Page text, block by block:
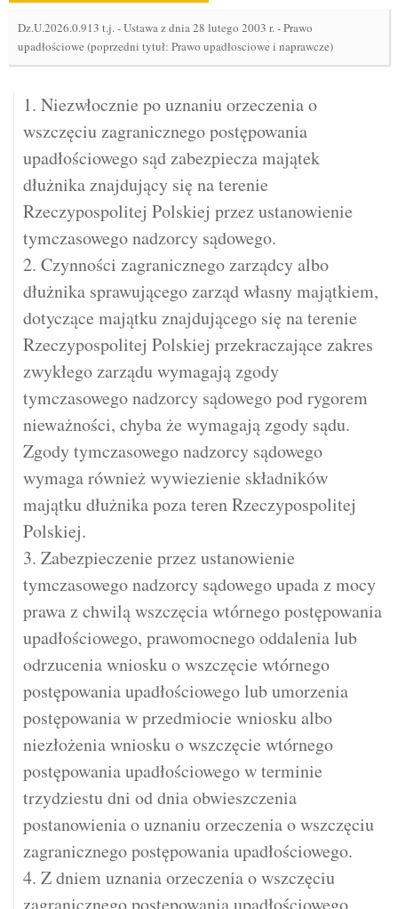
Dz.U.2026.0.913 t.j.-Ustawa z dnia 28 lutego 2003 r. - Prawo
upadłościowe (poprzedni tytuł: Prawo upadłosciowe i naprawcze)
1. Niezwłocznie po uznaniu orzeczenia o
wszczęciu zagranicznego postępowania
upadłościowego sąd zabezpiecza majątek
dłużnika znajdujący się na terenie
Rzeczypospolitej Polskiej przez ustanowienie
tymczasowego nadzorcy sądowego.
2. Czynności zagranicznego zarządcy albo
dłużnika sprawującego zarząd własny majątkiem,
dotyczące majątku znajdującego się na terenie
Rzeczypospolitej Polskiej przekraczające zakres
zwykłego zarządu wymagają zgody
tymczasowego nadzorcy sądowego pod rygorem
nieważności, chyba że wymagają zgody sądu.
Zgody tymczasowego nadzorcy sądowego
wymaga również wywiezienie składników
majątku dłużnika poza teren Rzeczypospolitej
Polskiej.
3. Zabezpieczenie przez ustanowienie
tymczasowego nadzorcy sądowego upada z mocy
prawa z chwilą wszczęcia wtórnego postępowania
upadłościowego, prawomocnego oddalenia lub
odrzucenia wniosku o wszczęcie wtórnego
postępowania upadłościowego lub umorzenia
postępowania w przedmiocie wniosku albo
niezłożenia wniosku o wszczęcie wtórnego
postępowania upadłościowego w terminie
trzydziestu dni od dnia obwieszczenia
postanowienia o uznaniu orzeczenia o wszczęciu
zagranicznego postępowania upadłościowego.
4. Z dniem uznania orzeczenia o wszczęciu